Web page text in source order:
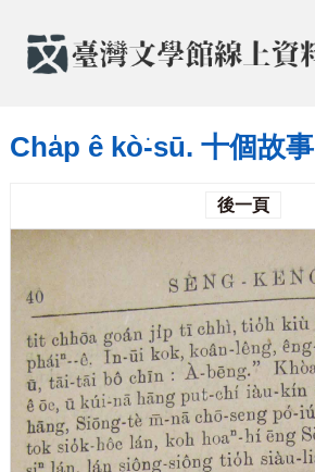
Cha̍p ê kò͘-sū. 十個故事
後一頁